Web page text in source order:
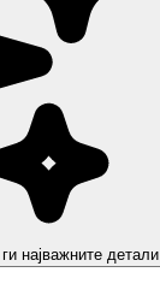
најважните детали